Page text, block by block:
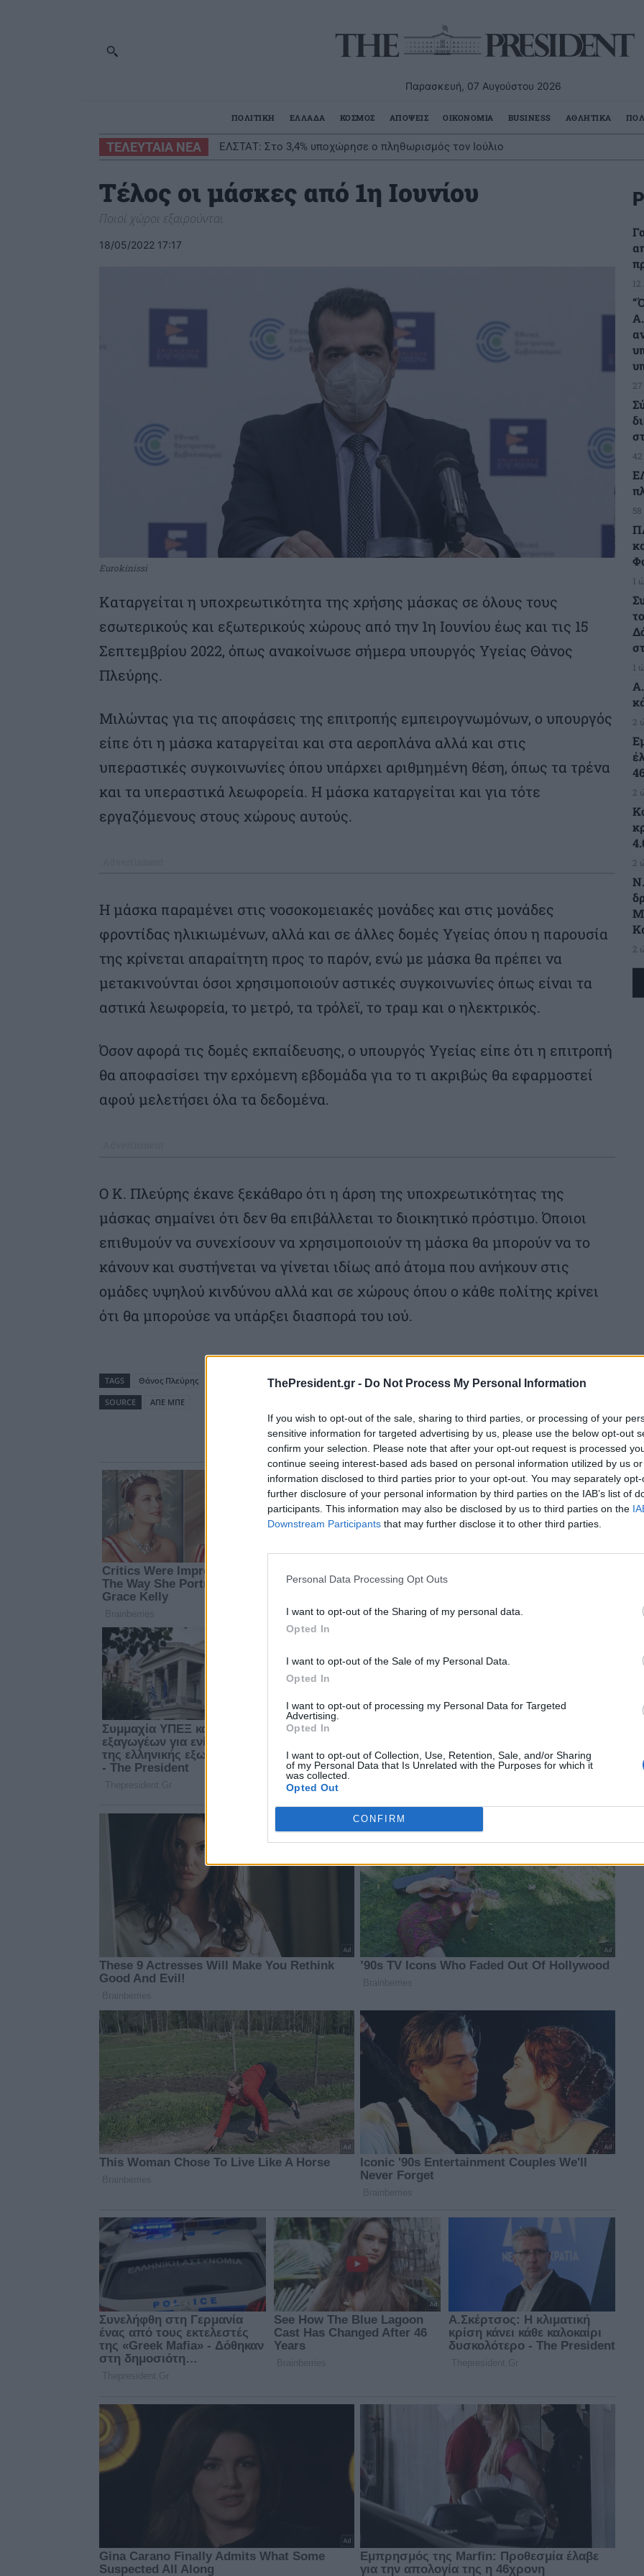
ThePresident.gr - Do Not Process My Personal Information
If you wish to opt-out of the sale, sharing to third parties, or processing of your
sensitive information for targeted advertising by us, please use the below opt-out
confirm your selection. Please note that after your opt-out request is processed
continue seeing interest-based ads based on personal information utilized by us
information disclosed to third parties prior to your opt-out. You may separately
further disclosure of your personal information by third parties on the IAB’s list of
participants. This information may also be disclosed by us to third parties on the
Downstream Participants that may further disclose it to other third parties.
Personal Data Processing Opt Outs
I want to opt-out of the Sharing of my personal data.
Opted In
I want to opt-out of the Sale of my Personal Data.
Opted In
I want to opt-out of processing my Personal Data for Targeted
Advertising.
Opted In
I want to opt-out of Collection, Use, Retention, Sale, and/or Sharing
of my Personal Data that Is Unrelated with the Purposes for which it
was collected.
Opted Out
CONFIRM
Παρασκευή, 07 Αυγούστου 2026
ΠΟΛΙΤΙΚΗ ΕΛΛΑΔΑ ΚΟΣΜΟΣ ΑΠΟΨΕΙΣ ΟΙΚΟΝΟΜΙΑ BUSINESS ΑΘΛΗΤΙΚΑ
ΤΕΛΕΥΤΑΙΑ ΝΕΑ ΕΛΣΤΑΤ: Στο 3,4% υποχώρησε ο πληθωρισμός τον Ιούλιο
Τέλος οι μάσκες από 1η Ιουνίου
Ποιοί χώροι εξαιρούνται
18/05/2022 17:17
Eurokinissi
Καταργείται η υποχρεωτικότητα της χρήσης μάσκας σε όλους τους
εσωτερικούς και εξωτερικούς χώρους από την 1η Ιουνίου έως και τις 15
Σεπτεμβρίου 2022, όπως ανακοίνωσε σήμερα υπουργός Υγείας Θάνος
Πλεύρης.
Μιλώντας για τις αποφάσεις της επιτροπής εμπειρογνωμόνων, ο υπουργός
είπε ότι η μάσκα καταργείται και στα αεροπλάνα αλλά και στις
υπεραστικές συγκοινωνίες όπου υπάρχει αριθμημένη θέση, όπως τα τρένα
και τα υπεραστικά λεωφορεία. Η μάσκα καταργείται και για τότε
εργαζόμενους στους χώρους αυτούς.
Η μάσκα παραμένει στις νοσοκομειακές μονάδες και στις μονάδες
φροντίδας ηλικιωμένων, αλλά και σε άλλες δομές Υγείας όπου η παρουσία
της κρίνεται απαραίτητη προς το παρόν, ενώ με μάσκα θα πρέπει να
μετακινούνται όσοι χρησιμοποιούν αστικές συγκοινωνίες όπως είναι τα
αστικά λεωφορεία, το μετρό, τα τρόλεϊ, το τραμ και ο ηλεκτρικός.
Όσον αφορά τις δομές εκπαίδευσης, ο υπουργός Υγείας είπε ότι η επιτροπή
θα αποφασίσει την ερχόμενη εβδομάδα για το τι ακριβώς θα εφαρμοστεί
αφού μελετήσει όλα τα δεδομένα.
Ο Κ. Πλεύρης έκανε ξεκάθαρο ότι η άρση της υποχρεωτικότητας της
μάσκας σημαίνει ότι δεν θα επιβάλλεται το διοικητικό πρόστιμο. Όποιοι
επιθυμούν να συνεχίσουν να χρησιμοποιούν τη μάσκα θα μπορούν να το
κάνουν και συστήνεται να γίνεται ιδίως από άτομα που ανήκουν στις
ομάδες υψηλού κινδύνου αλλά και σε χώρους όπου ο κάθε πολίτης κρίνει
ότι θα μπορούσε να υπάρξει διασπορά του ιού.
TAGS Θάνος Πλεύρης
SOURCE
ΑΠΕ ΜΠΕ
1
1
2
2
2
2